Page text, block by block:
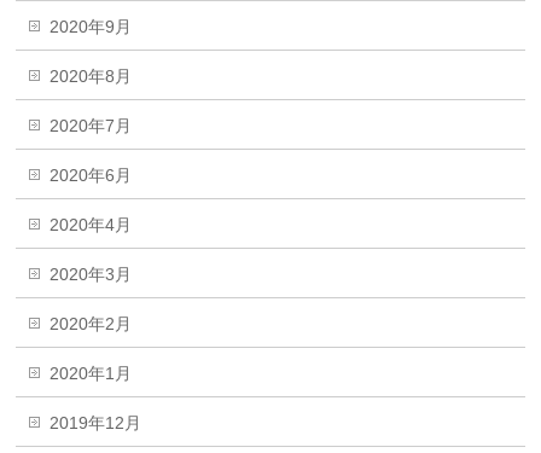
2020年9月
2020年8月
2020年7月
2020年6月
2020年4月
2020年3月
2020年2月
2020年1月
2019年12月